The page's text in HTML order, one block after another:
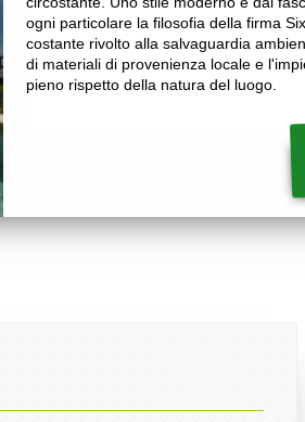
ogni particolare la filosofia della firma
costante rivolto alla salvaguardia
di materiali di provenienza locale e
pieno rispetto della natura del luogo.